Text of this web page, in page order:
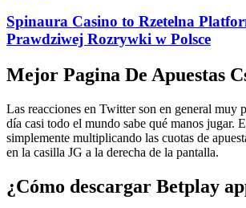
Spinaura Casino to Rzetelna
Prawdziwej Rozrywki w Polsce
Mejor Pagina De Apuestas
Las reacciones en Twitter son en general muy
día casi todo el mundo sabe qué manos jugar.
simplemente multiplicando las cuotas de
en la casilla JG a la derecha de la pantalla.
¿Cómo descargar Betplay